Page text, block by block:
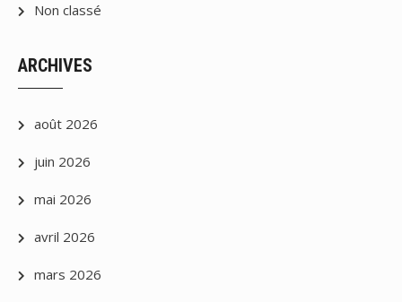
Non classé
ARCHIVES
août 2026
juin 2026
mai 2026
avril 2026
mars 2026